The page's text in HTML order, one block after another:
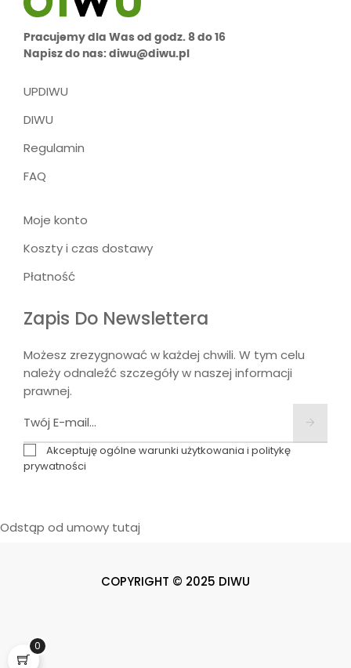
Pracujemy dla Was od godz. 8 do 16
Napisz do nas: diwu@diwu.pl
UPDIWU
DIWU
Regulamin
FAQ
Moje konto
Koszty i czas dostawy
Płatność
Zapis Do Newslettera
Możesz zrezygnować w każdej chwili. W tym celu
należy odnaleźć szczegóły w naszej informacji
prawnej.
Akceptuję ogólne warunki użytkowania i politykę
prywatności
Odstąp od umowy tutaj
COPYRIGHT © 2025 DIWU
0